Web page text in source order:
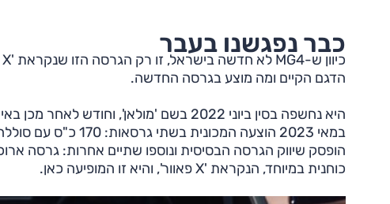
כבר נפגשנו בעבר
הדגם הקיים ומה מוצע בגרסה החדשה.
כוחנית במיוחד, הנקראת 'X פאוור', והיא זו המופיעה כאן.